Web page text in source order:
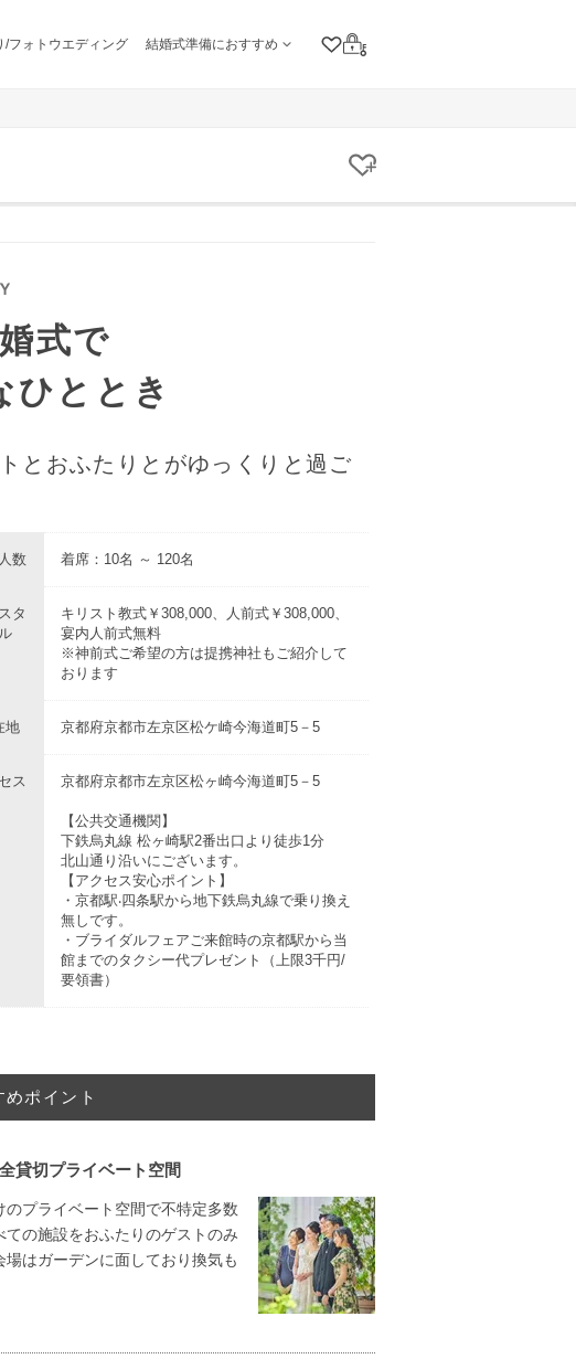
/フォトウエディング 結婚式準備におすすめ
クリップリスト
ログイン
クリップする
式で
ひととき
とおふたりとがゆっくりと過ご
数 着席：10名 ～ 120名
タ
キリスト教式￥308,000、人前式￥308,000、
宴内人前式無料
※神前式ご希望の方は提携神社もご紹介して
おります
地 京都府京都市左京区松ケ崎今海道町5－5
ス 京都府京都市左京区松ヶ崎今海道町5－5
【公共交通機関】
下鉄烏丸線 松ヶ崎駅2番出⼝より徒歩1分
北⼭通り沿いにございます。
【アクセス安⼼ポイント】
・京都駅‧四条駅から地下鉄烏丸線で乗り換え
無しです。
・ブライダルフェアご来館時の京都駅から当
館までのタクシー代プレゼント（上限3千円/
要領書）
ポイント
貸切プライベート空間
プライベート空間で不特定多数
の施設をおふたりのゲストのみ
はガーデンに面しており換気も